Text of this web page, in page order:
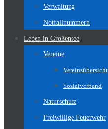
Verwaltung
Notfallnummern
Leben in Großensee
Vereine
Vereinsübersicht
Sozialverband
Naturschutz
Freiwillige Feuerwehr